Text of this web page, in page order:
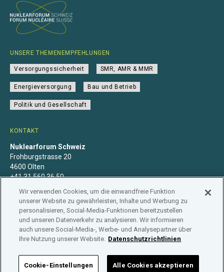
KONTAKT
Nuklearforum Schweiz
Frohburgstrasse 20
4600 Olten
+41 31 560 36 50
UNSERE THEMENEMPFEHLUNGEN
Versorgungssicherheit SMR, AMR & MMR
Energieversorgung Bau und Betrieb
Politik und Gesellschaft
Datenschutzerklärung Impressum Mitgliedschaft
Branchenregister
NUKLEARFORUM SCHWEIZ © 2026
Wir verwenden Cookies, um die einwandfreie Funktion
unserer Website zu gewährleisten, Inhalte und Werbung zu
personalisieren, Social-Media-Funktionen bereitzustellen
und unseren Datenverkehr zu analysieren. Wir informieren
auch unsere Social-Media-, Werbe- und Analysepartner über
Ihre Nutzung unserer Website. Datenschutzrichtlinien
Cookie-Einstellungen Alle Cookies akzeptieren